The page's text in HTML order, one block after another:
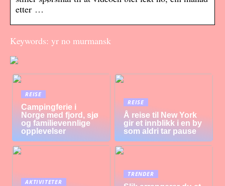
etter …
Keywords: yr no murmansk
REISE
Campingferie i
Norge med fjord, sjø
og familievennlige
opplevelser
REISE
Å reise til New York
gir et innblikk i en by
som aldri tar pause
AKTIVITETER
TRENDER